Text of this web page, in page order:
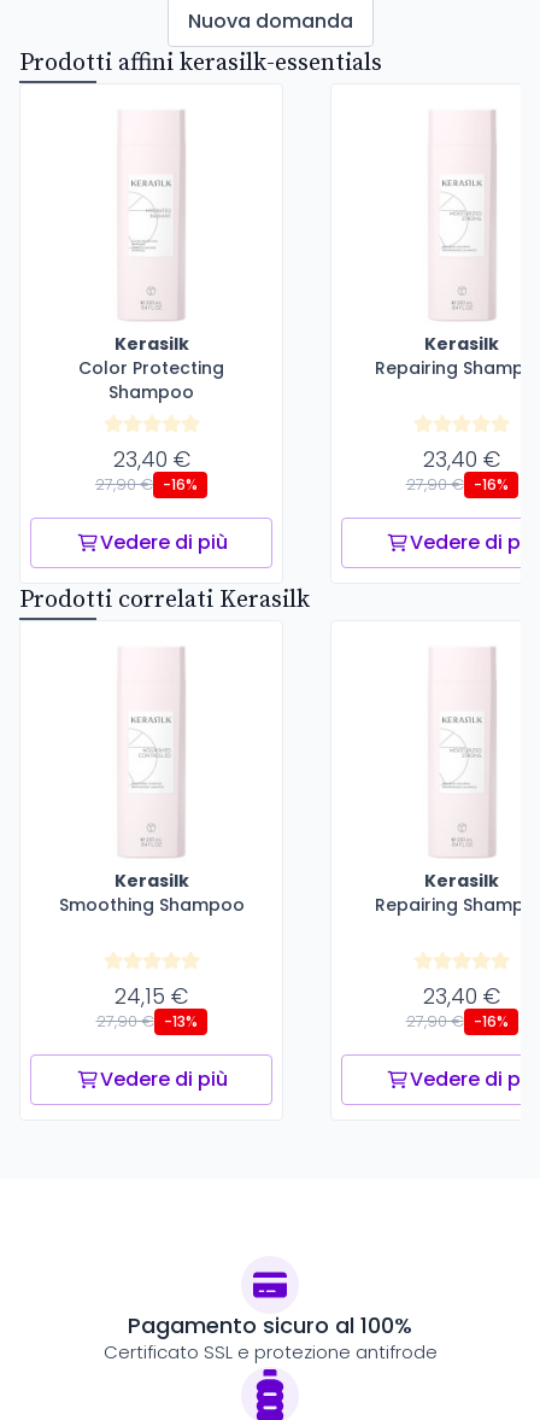
Nuova domanda
Prodotti affini kerasilk-essentials
Kerasilk
Color Protecting
Shampoo
23,40 €
27,90 € -16%
Vedere di più
Kerasilk
Repairing
23,40 €
27,90 € -16%
Vedere di più
Prodotti correlati Kerasilk
Kerasilk
Smoothing Shampoo
24,15 €
27,90 € -13%
Vedere di più
Kerasilk
Repairing
23,40 €
27,90 € -16%
Vedere di più
Pagamento sicuro al 100%
Certificato SSL e protezione antifrode